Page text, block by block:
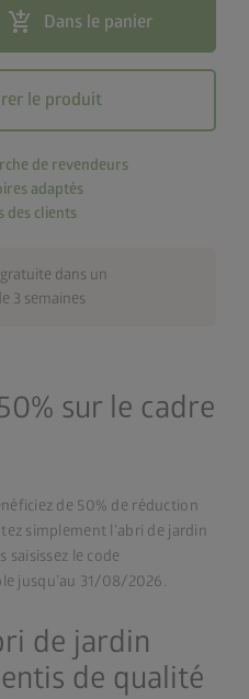
add_shopping_cart Dans le panier
le produit
de revendeurs
adaptés
des clients
dans un
3 semaines
sur le cadre
de 50% de réduction
simplement l’abri de jardin
saisissez le code
jusqu’au 31/08/2026.
de jardin
de qualité